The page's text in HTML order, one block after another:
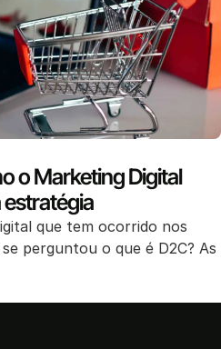
o Marketing Digital
que tem ocorrido nos
perguntou o que é D2C? As